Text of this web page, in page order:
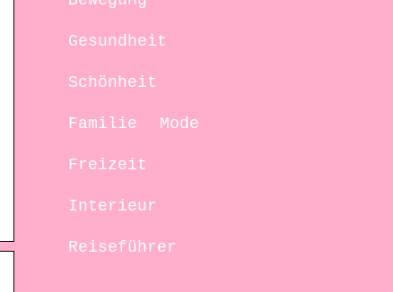
Gesundheit
Schönheit
Familie Mode
Freizeit
Interieur
Reiseführer